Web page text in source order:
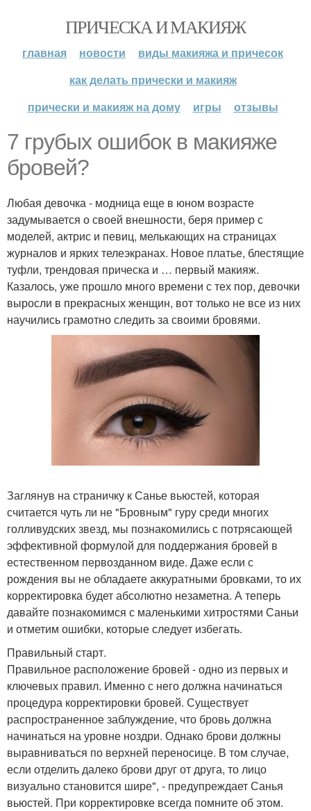
ПРИЧЕСКА И МАКИЯЖ
главная новости
виды макияжа и причесок
как делать прически и макияж
прически и макияж на дому
игры отзывы
7 грубых ошибок в макияже
бровей?
Любая девочка - модница еще в юном возрасте
задумывается о своей внешности, беря пример с
моделей, актрис и певиц, мелькающих на страницах
журналов и ярких телеэкранах. Новое платье, блестящие
туфли, трендовая прическа и … первый макияж.
Казалось, уже прошло много времени с тех пор, девочки
выросли в прекрасных женщин, вот только не все из них
научились грамотно следить за своими бровями.
Заглянув на страничку к Санье вьюстей, которая
считается чуть ли не "Бровным" гуру среди многих
голливудских звезд, мы познакомились с потрясающей
эффективной формулой для поддержания бровей в
естественном первозданном виде. Даже если с
рождения вы не обладаете аккуратными бровками, то их
корректировка будет абсолютно незаметна. А теперь
давайте познакомимся с маленькими хитростями Саньи
и отметим ошибки, которые следует избегать.
Правильный старт.
Правильное расположение бровей - одно из первых и
ключевых правил. Именно с него должна начинаться
процедура корректировки бровей. Существует
распространенное заблуждение, что бровь должна
начинаться на уровне ноздри. Однако брови должны
выравниваться по верхней переносице. В том случае,
если отделить далеко брови друг от друга, то лицо
визуально становится шире", - предупреждает Санья
вьюстей. При корректировке всегда помните об этом.